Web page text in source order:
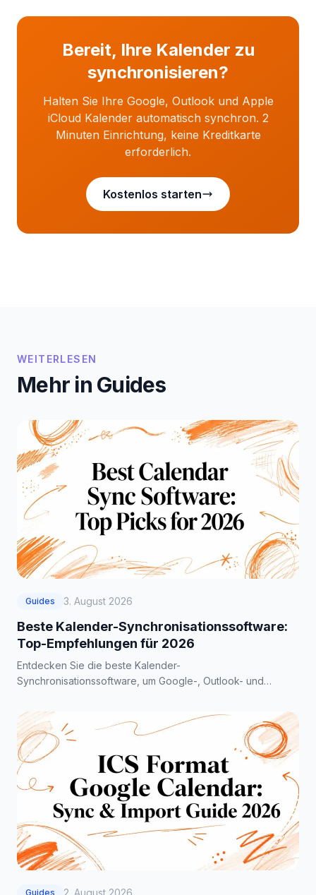
Bereit, Ihre Kalender zu
synchronisieren?
Halten Sie Ihre Google, Outlook und Apple
iCloud Kalender automatisch synchron. 2
Minuten Einrichtung, keine Kreditkarte
erforderlich.
Kostenlos starten
WEITERLESEN
Mehr in Guides
Guides 3. August 2026
Beste Kalender-Synchronisationssoftware:
Top-Empfehlungen für 2026
Entdecken Sie die beste Kalender-
Synchronisationssoftware, um Google-, Outlook- und
2026 deckt die besten Tools für jeden Nutzertyp ab.
Guides 2. August 2026